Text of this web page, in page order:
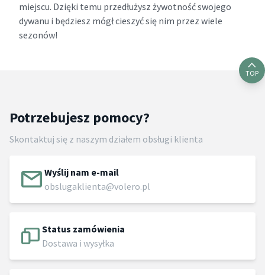
miejscu. Dzięki temu przedłużysz żywotność swojego
dywanu i będziesz mógł cieszyć się nim przez wiele
sezonów!
TOP
Potrzebujesz pomocy?
Skontaktuj się z naszym działem obsługi klienta
Wyślij nam e-mail
obslugaklienta@volero.pl
Status zamówienia
Dostawa i wysyłka